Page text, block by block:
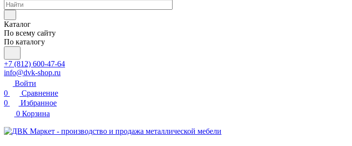
Каталог
По всему сайту
По каталогу
+7 (812) 600-47-64
info@dvk-shop.ru
Войти
0
Сравнение
0
Избранное
0 Корзина